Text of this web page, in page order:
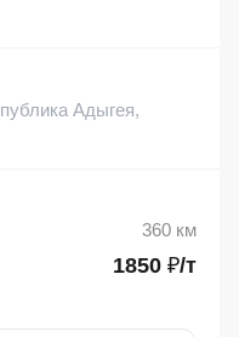
Адыгея,
360 км
1850 ₽/т